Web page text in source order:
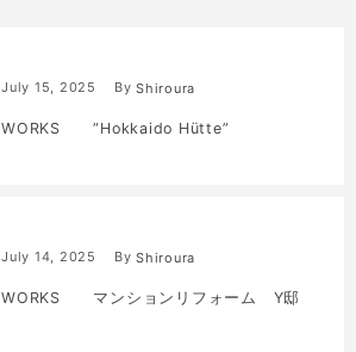
July 15, 2025 By Shiroura
WORKS ”Hokkaido Hütte”
July 14, 2025 By Shiroura
WORKS マンションリフォーム Y邸